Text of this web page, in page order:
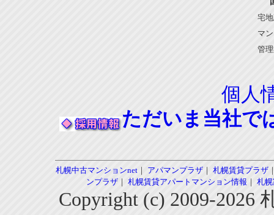
宅
マ
管
個人
ただいま当社で
札幌中古マンションnet｜ アパマンプラザ｜ 札幌賃貸プラザ
ンプラザ｜ 札幌賃貸アパートマンション情報 ｜ 札
Copyright (c) 2009-2026